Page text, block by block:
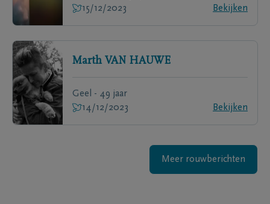
15/12/2023
Bekijken
Marth VAN HAUWE
Geel - 49 jaar
14/12/2023
Bekijken
Meer rouwberichten